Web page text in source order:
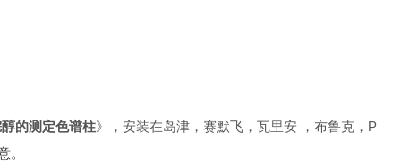
的测定色谱柱》，安装在岛津，赛默飞，瓦里安 ，布鲁克，P
。